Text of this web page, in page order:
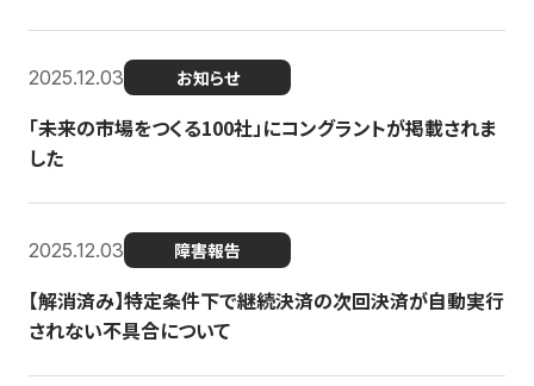
2025.12.03 お知らせ
「未来の市場をつくる100社」にコングラントが掲載されま
した
2025.12.03 障害報告
【解消済み】特定条件下で継続決済の次回決済が自動実行
されない不具合について